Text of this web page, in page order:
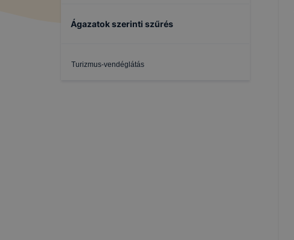
Ágazatok szerinti szűrés
Turizmus-vendéglátás